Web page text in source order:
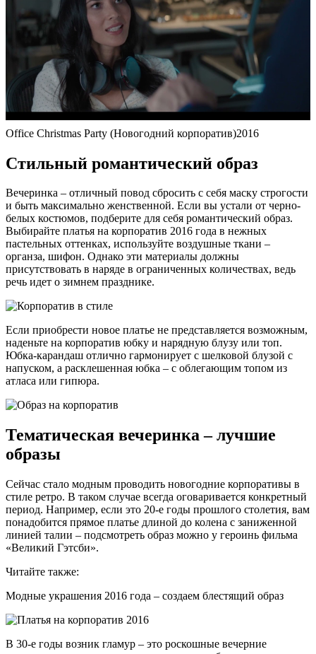
Office Christmas Party (Новогодний корпоратив)2016
Стильный романтический образ
Вечеринка – отличный повод сбросить с себя маску строгости
и быть максимально женственной. Если вы устали от черно-
белых костюмов, подберите для себя романтический образ.
Выбирайте платья на корпоратив 2016 года в нежных
пастельных оттенках, используйте воздушные ткани –
органза, шифон. Однако эти материалы должны
присутствовать в наряде в ограниченных количествах, ведь
речь идет о зимнем празднике.
Если приобрести новое платье не представляется возможным,
наденьте на корпоратив юбку и нарядную блузу или топ.
Юбка-карандаш отлично гармонирует с шелковой блузой с
напуском, а расклешенная юбка – с облегающим топом из
атласа или гипюра.
Тематическая вечеринка – лучшие
образы
Сейчас стало модным проводить новогодние корпоративы в
стиле ретро. В таком случае всегда оговаривается конкретный
период. Например, если это 20-е годы прошлого столетия, вам
понадобится прямое платье длиной до колена с заниженной
линией талии – подсмотреть образ можно у героинь фильма
«Великий Гэтсби».
Читайте также:
Модные украшения 2016 года – создаем блестящий образ
В 30-е годы возник гламур – это роскошные вечерние